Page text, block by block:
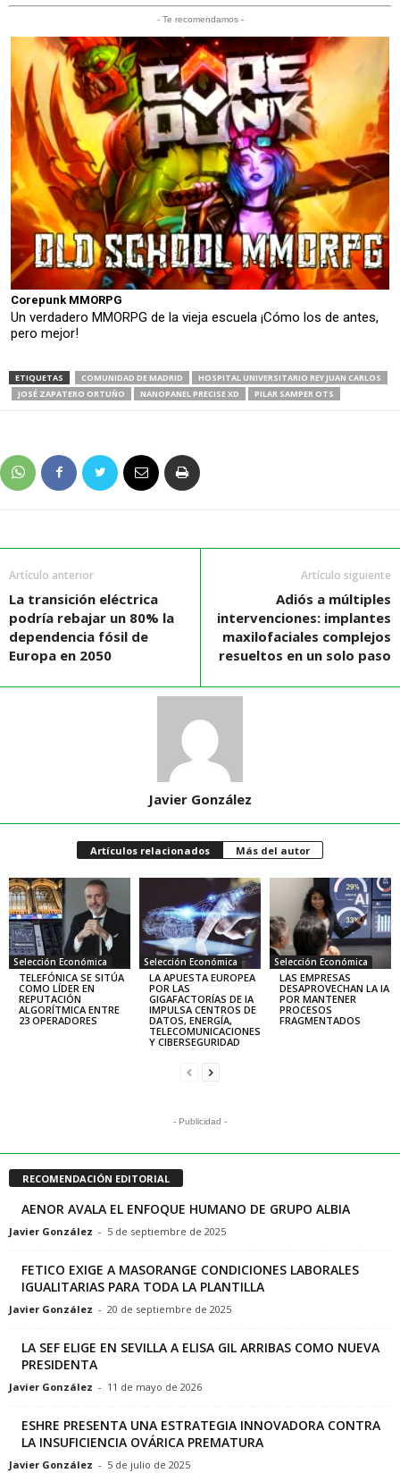
- Te recomendamos -
Corepunk MMORPG
Un verdadero MMORPG de la vieja escuela ¡Cómo los de antes,
pero mejor!
ETIQUETAS COMUNIDAD DE MADRID
HOSPITAL UNIVERSITARIO REY JUAN CARLOS
JOSÉ ZAPATERO ORTUÑO
NANOPANEL PRECISE XD PILAR SAMPER OTS
Artículo anterior
La transición eléctrica
podría rebajar un 80% la
dependencia fósil de
Europa en 2050
Artículo siguiente
Adiós a múltiples
intervenciones: implantes
maxilofaciales complejos
resueltos en un solo paso
Javier González
Artículos relacionados Más del autor
Selección Económica
TELEFÓNICA SE SITÚA
COMO LÍDER EN
REPUTACIÓN
ALGORÍTMICA ENTRE
23 OPERADORES
Selección Económica
LA APUESTA EUROPEA
POR LAS
GIGAFACTORÍAS DE IA
IMPULSA CENTROS DE
DATOS, ENERGÍA,
TELECOMUNICACIONES
Y CIBERSEGURIDAD
Selección Económica
LAS EMPRESAS
DESAPROVECHAN LA IA
POR MANTENER
PROCESOS
FRAGMENTADOS
- Publicidad -
RECOMENDACIÓN EDITORIAL
AENOR AVALA EL ENFOQUE HUMANO DE GRUPO ALBIA
Javier González - 5 de septiembre de 2025
FETICO EXIGE A MASORANGE CONDICIONES LABORALES
IGUALITARIAS PARA TODA LA PLANTILLA
Javier González - 20 de septiembre de 2025
LA SEF ELIGE EN SEVILLA A ELISA GIL ARRIBAS COMO NUEVA
PRESIDENTA
Javier González - 11 de mayo de 2026
ESHRE PRESENTA UNA ESTRATEGIA INNOVADORA CONTRA
LA INSUFICIENCIA OVÁRICA PREMATURA
Javier González - 5 de julio de 2025